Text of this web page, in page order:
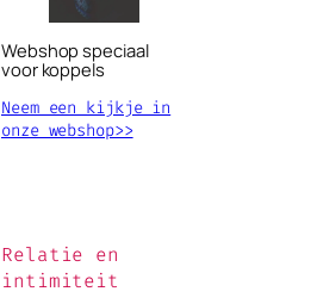
Webshop speciaal
voor koppels
Neem een kijkje in
onze webshop>>
Relatie en
intimiteit